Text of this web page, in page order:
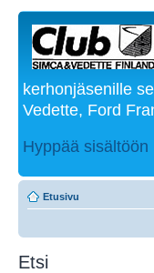
kerhonjäsenille
Vedette, Ford
Hyppää sisältöön
Etusivu
Etsi